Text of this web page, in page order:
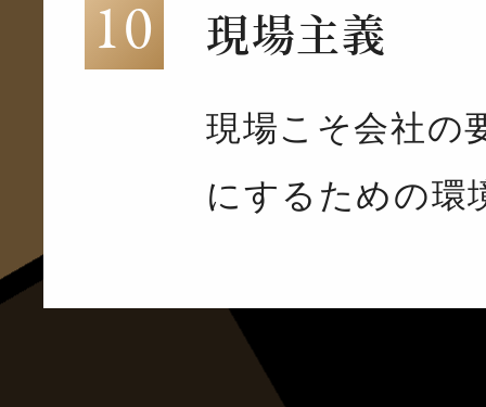
現場主義
現場こそ会社の
にするための環